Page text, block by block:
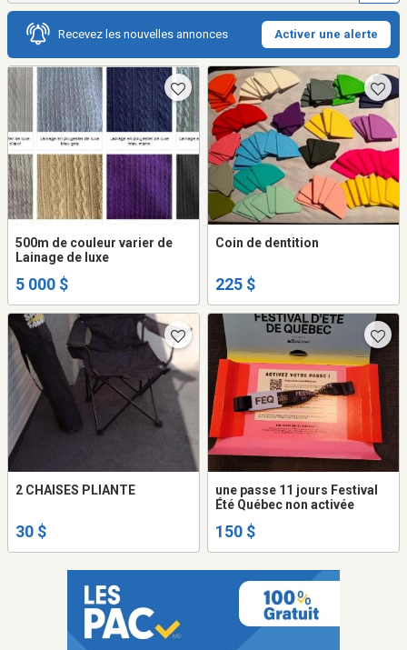
Recevez les nouvelles annonces Activer une alerte
500m de couleur varier de
Lainage de luxe
5 000 $
Coin de dentition
225 $
2 CHAISES PLIANTE
30 $
une passe 11 jours Festival
Été Québec non activée
150 $